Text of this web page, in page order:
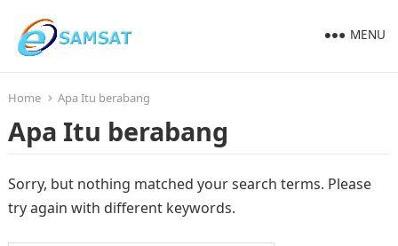
MENU
Home Apa Itu berabang
Apa Itu berabang
Sorry, but nothing matched your search terms. Please
try again with different keywords.